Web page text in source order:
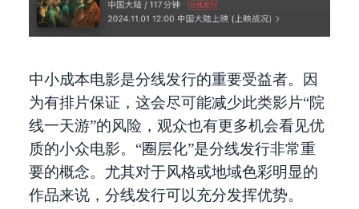
中小成本电影是分线发行的重要受益者。因
为有排片保证，这会尽可能减少此类影片“院
线一天游”的风险，观众也有更多机会看见优
质的小众电影。“圈层化”是分线发行非常重
要的概念。尤其对于风格或地域色彩明显的
作品来说，分线发行可以充分发挥优势。